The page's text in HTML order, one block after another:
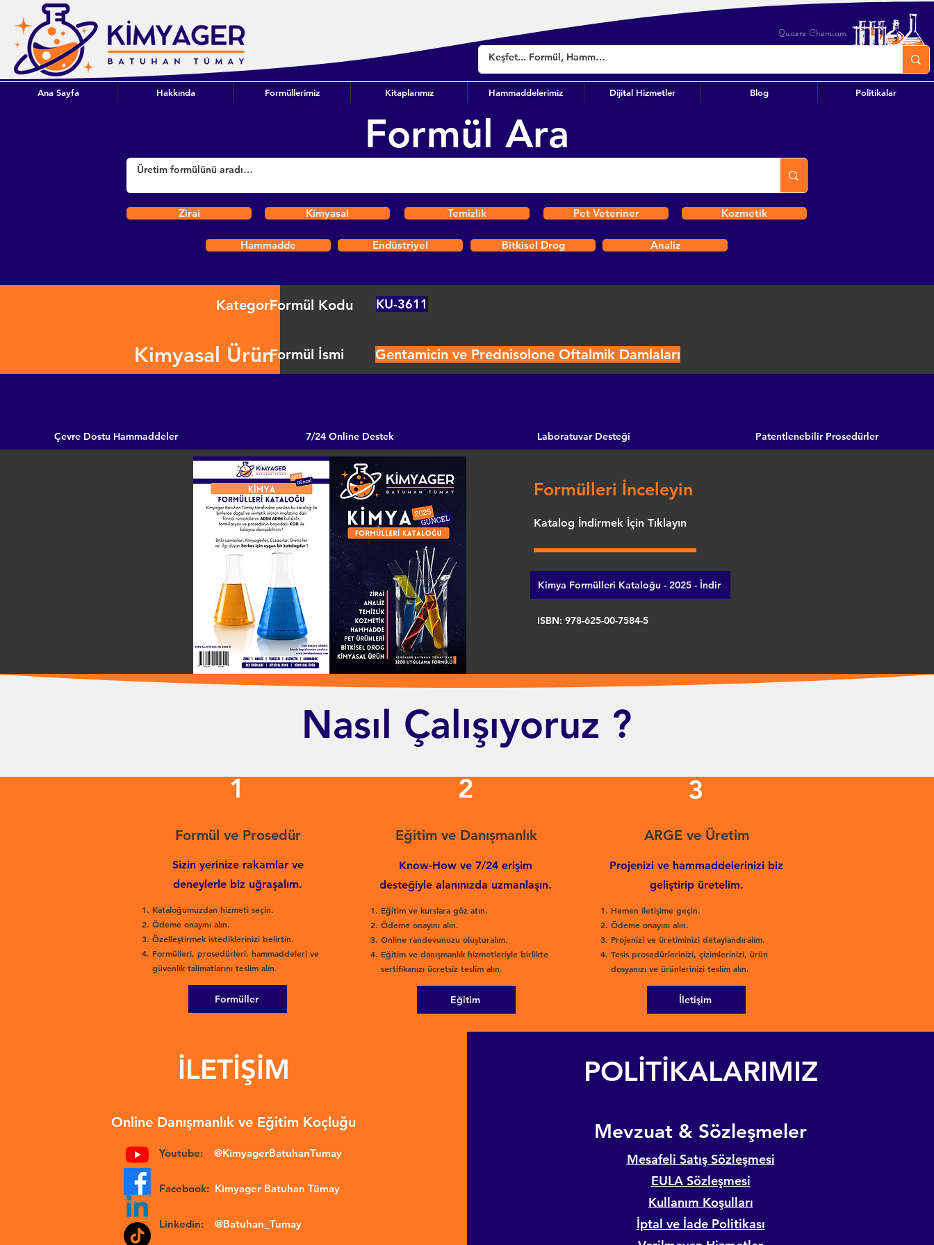
Quaere Chemiam
Ana Sayfa Hakkında Formüllerimiz Kitaplarımız Hammaddelerimiz Dijital Hizmetler Blog Politikalar
Formül Ara
Zirai Kimyasal Temizlik Pet Veteriner Kozmetik
Hammadde Endüstriyel Bitkisel Drog Analiz
Kategori
Kimyasal Ürün
Formül Kodu KU-3611
Formül İsmi Gentamicin ve Prednisolone Oftalmik Damlaları
Çevre Dostu Hammaddeler 7/24 Online Destek Laboratuvar Desteği Patentlenebilir Prosedürler
Formülleri İnceleyin
Katalog İndirmek İçin Tıklayın
Kimya Formülleri Kataloğu - 2025 - İndir
ISBN: 978-625-00-7584-5
Nasıl Çalışıyoruz ?
1
Formül ve Prosedür
Sizin yerinize rakamlar ve
deneylerle biz uğraşalım.
Kataloğumuzdan hizmeti seçin.
Ödeme onayını alın.
Özelleştirmek istediklerinizi belirtin.
Formülleri, prosedürleri, hammaddeleri ve
güvenlik talimatlarını teslim alın.
Formüller
2
Eğitim ve Danışmanlık
Know-How ve 7/24 erişim
desteğiyle alanınızda uzmanlaşın.
Eğitim ve kurslara göz atın.
Ödeme onayını alın.
Online randevunuzu oluşturalım.
Eğitim ve danışmanlık hizmetleriyle birlikte
sertifikanızı ücretsiz teslim alın.
Eğitim
3
ARGE ve Üretim
Hemen iletişime geçin.
Ödeme onayını alın.
Projenizi ve üretiminizi detaylandıralım.
Tesis prosedürlerinizi, çizimlerinizi, ürün
dosyanızı ve ürünlerinizi teslim alın.
Projenizi ve hammaddelerinizi biz
geliştirip üretelim.
İletişim
İLETİŞİM
Online Danışmanlık ve Eğitim Koçluğu
Youtube: @KimyagerBatuhanTumay
Facebook: Kimyager Batuhan Tümay
Linkedin: @Batuhan_Tumay
POLİTİKALARIMIZ
​Mevzuat & Sözleşmeler
Mesafeli Satış Sözleşmesi
EULA Sözleşmesi
Kullanım Koşulları
İptal ve İade Politikası